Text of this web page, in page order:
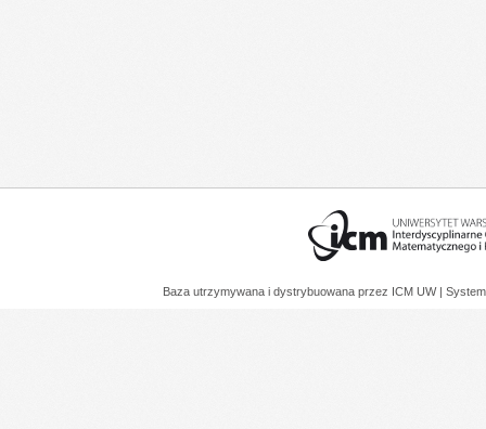
Baza utrzymywana i dystrybuowana przez ICM UW |